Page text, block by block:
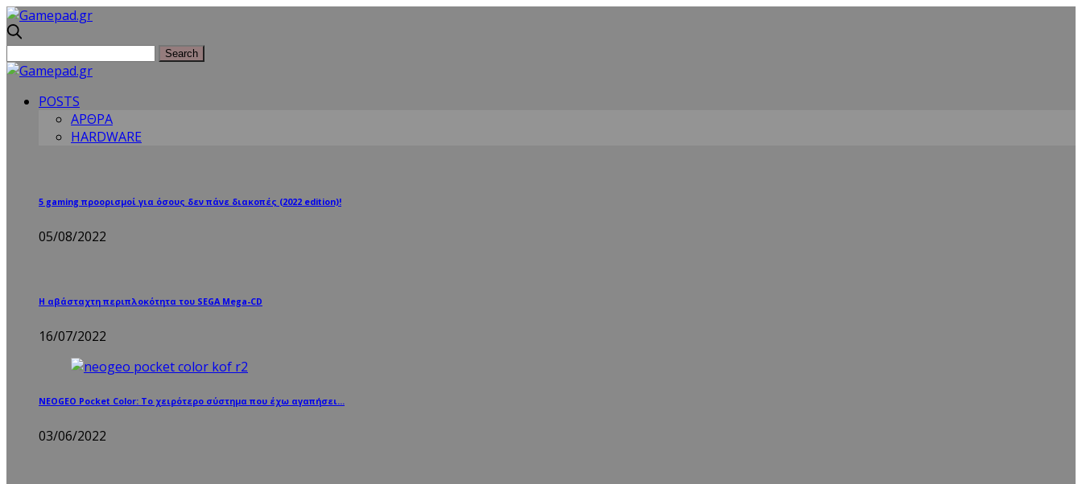
POSTS
ΑΡΘΡΑ
HARDWARE
5 gaming προορισμοί για όσους δεν πάνε διακοπές (2022 edition)!
05/08/2022
Η αβάσταχτη περιπλοκότητα του SEGA Mega-CD
16/07/2022
NEOGEO Pocket Color: Το χειρότερο σύστημα που έχω αγαπήσει…
03/06/2022